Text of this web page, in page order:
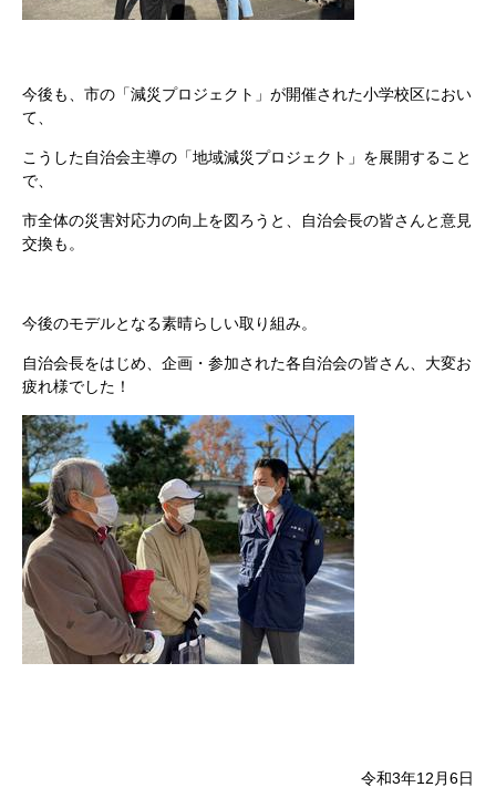
今後も、市の「減災プロジェクト」が開催された小学校区におい
て、
こうした自治会主導の「地域減災プロジェクト」を展開すること
で、
市全体の災害対応力の向上を図ろうと、自治会長の皆さんと意見
交換も。
今後のモデルとなる素晴らしい取り組み。
自治会長をはじめ、企画・参加された各自治会の皆さん、大変お
疲れ様でした！
令和3年12月6日